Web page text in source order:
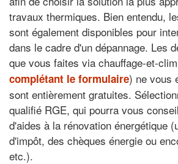
travaux thermiques. Bien entendu,
sont également disponibles pour
dans le cadre d'un dépannage. Les
que vous faites via chauffage-et-
complétant le formulaire) ne vous
sont entièrement gratuites.
qualifié RGE, qui pourra vous
d'aides à la rénovation énergétique
d'impôt, des chèques énergie ou
etc.).